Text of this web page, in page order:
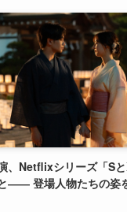
、Netflixシリーズ「S
―― 登場人物たちの姿